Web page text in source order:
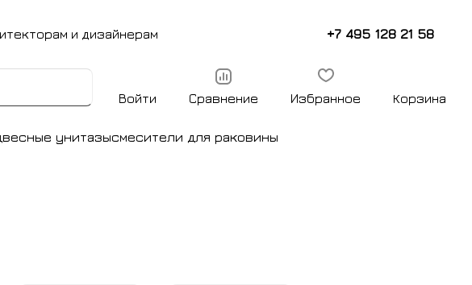
и дизайнерам +7 495 128 21 58
Войти Сравнение Избранное Корзина
унитазысмесители для раковины